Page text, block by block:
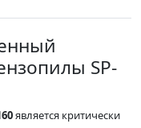
SP-
является критически